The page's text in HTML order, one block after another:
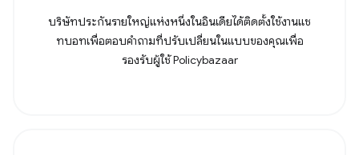
บริษัทประกันรายใหญ่แห่งหนึ่งในอินเดียได้ติดตั้งใช้งานแช
ทบอทเพื่อตอบคําถามที่ปรับเปลี่ยนในแบบของคุณเพื่อ
รองรับผู้ใช้ Policybazaar